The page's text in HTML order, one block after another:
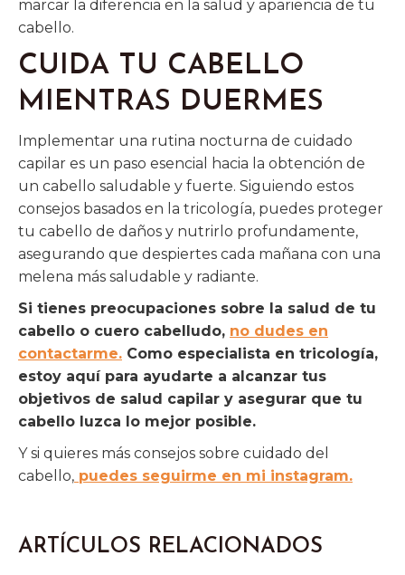
marcar la diferencia en la salud y apariencia de tu
cabello.
CUIDA TU CABELLO
MIENTRAS DUERMES
Implementar una rutina nocturna de cuidado
capilar es un paso esencial hacia la obtención de
un cabello saludable y fuerte. Siguiendo estos
consejos basados en la tricología, puedes proteger
tu cabello de daños y nutrirlo profundamente,
asegurando que despiertes cada mañana con una
melena más saludable y radiante.
Si tienes preocupaciones sobre la salud de tu
cabello o cuero cabelludo, no dudes en
contactarme. Como especialista en tricología,
estoy aquí para ayudarte a alcanzar tus
objetivos de salud capilar y asegurar que tu
cabello luzca lo mejor posible.
Y si quieres más consejos sobre cuidado del
cabello, puedes seguirme en mi instagram.
ARTÍCULOS RELACIONADOS